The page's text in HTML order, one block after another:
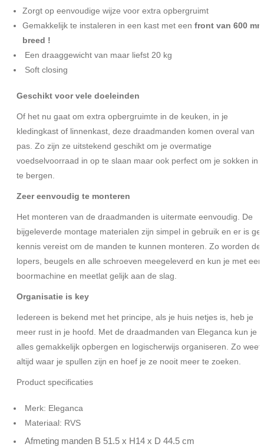
Zorgt op eenvoudige wijze voor extra opbergruimt
Gemakkelijk te instaleren in een kast met een front van 600 mm
breed !
Een draaggewicht van maar liefst 20 kg
Soft closing
Geschikt voor vele doeleinden
Of het nu gaat om extra opbergruimte in de keuken, in je
kledingkast of linnenkast, deze draadmanden komen overal van
pas. Zo zijn ze uitstekend geschikt om je overmatige
voedselvoorraad in op te slaan maar ook perfect om je sokken in
te bergen.
Zeer eenvoudig te monteren
Het monteren van de draadmanden is uitermate eenvoudig. De
bijgeleverde montage materialen zijn simpel in gebruik en er is
kennis vereist om de manden te kunnen monteren. Zo worden de
lopers, beugels en alle schroeven meegeleverd en kun je met een
boormachine en meetlat gelijk aan de slag.
Organisatie is key
Iedereen is bekend met het principe, als je huis netjes is, heb je
meer rust in je hoofd. Met de draadmanden van Eleganca kun je
alles gemakkelijk opbergen en logischerwijs organiseren. Zo weet
altijd waar je spullen zijn en hoef je ze nooit meer te zoeken.
Product specificaties
Merk: Eleganca
Materiaal: RVS
Afmeting manden B 51.5 x H14 x D 44.5 cm